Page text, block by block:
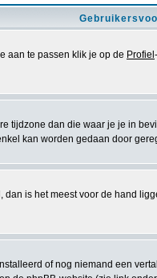
aan te passen klik je op de Profiel
tijdzone dan die waar je je in
kan worden gedaan door
is het meest voor de hand
of nog niemand een